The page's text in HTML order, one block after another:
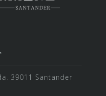
39011 Santander